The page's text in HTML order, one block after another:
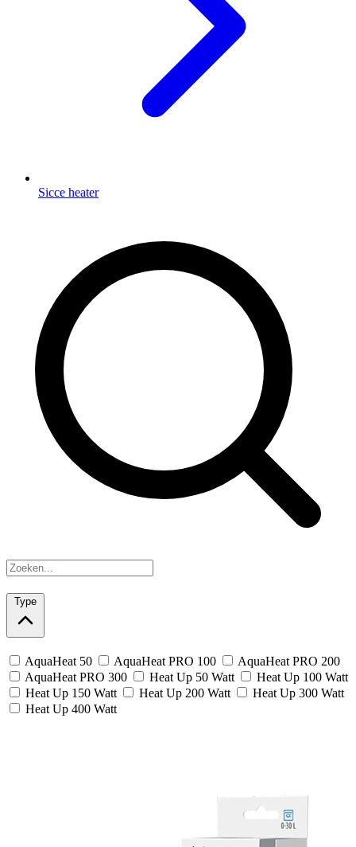
Sicce heater
Type
AquaHeat 50 AquaHeat PRO 100
AquaHeat PRO 200
AquaHeat PRO 300
Heat Up 50 Watt
Heat Up 100 Watt
Heat Up 150 Watt
Heat Up 200 Watt
Heat Up 300 Watt
Heat Up 400 Watt